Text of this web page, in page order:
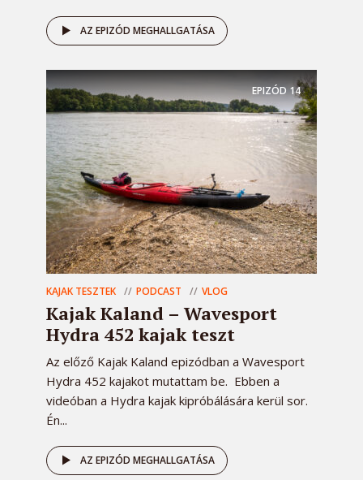
AZ EPIZÓD MEGHALLGATÁSA
EPIZÓD14
KAJAK TESZTEK PODCAST VLOG
Kajak Kaland – Wavesport
Hydra 452 kajak teszt
Az előző Kajak Kaland epizódban a Wavesport
Hydra 452 kajakot mutattam be. Ebben a
videóban a Hydra kajak kipróbálására kerül sor.
Én...
AZ EPIZÓD MEGHALLGATÁSA